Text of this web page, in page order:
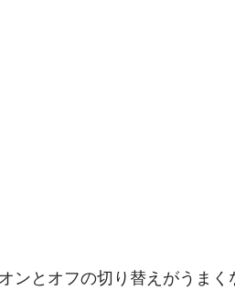
ンとオフの切り替えがうまく